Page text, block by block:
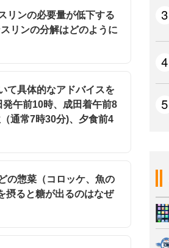
リンの必要量が低下する
リンの分解はどのように
て具体的なアドバイスを
午前10時、成田着午前8
通常7時30分)、夕食前4
の惣菜（コロッケ、魚の
摂ると糖が出るのはなぜ